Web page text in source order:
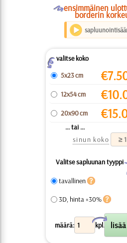
Oensimmäinen
borderin
Zvalitse koko
5x23 cm
€
12x54 cm €
20x90 cm €
... tai ...
sinun koko
Valitse sapluunan tyyppi
tavallinen
3D, hinta +30%
määrä: kpl.
X